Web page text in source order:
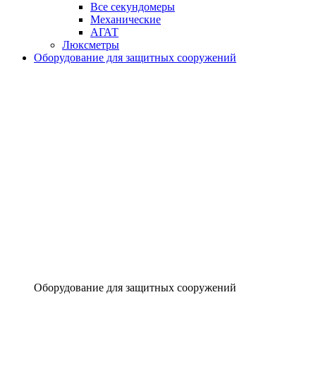
Все секундомеры
Механические
АГАТ
Люксметры
Оборудование для защитных сооружений
Оборудование для защитных сооружений